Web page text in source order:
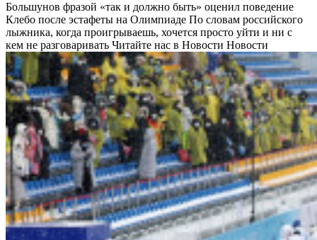
Большунов фразой «так и должно быть» оценил поведение
Клебо после эстафеты на Олимпиаде По словам российского
лыжника, когда проигрываешь, хочется просто уйти и ни с
кем не разговаривать Читайте нас в Новости Новости